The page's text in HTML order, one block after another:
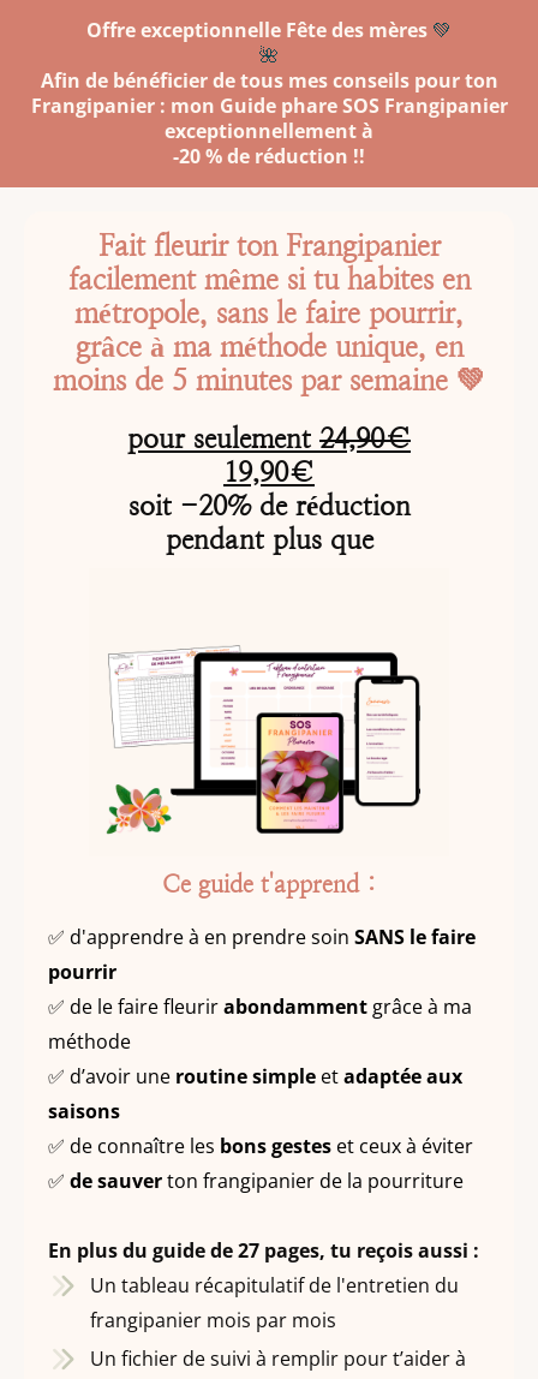
Offre exceptionnelle Fête des mères 💚
🌺
Afin de bénéficier de tous mes conseils pour ton
Frangipanier : mon Guide phare SOS Frangipanier
exceptionnellement à
-20 % de réduction !!
Fait fleurir ton Frangipanier
facilement même si tu habites en
métropole, sans le faire pourrir,
grâce à ma méthode unique, en
moins de 5 minutes par semaine 💚
pour seulement 24,90€
19,90€
soit -20% de réduction
pendant plus que
Ce guide t'apprend :
✅ d'apprendre à en prendre soin SANS le faire
pourrir
✅ de le faire fleurirabondamment grâce à ma
méthode
✅ d’avoir une routinesimple etadaptée aux
saisons
✅ de connaître les bons gestes et ceux à éviter
✅ de sauverton frangipanier de la pourriture
En plus du guide de 27 pages, tu reçois aussi :
Un tableau récapitulatif de l'entretien du
frangipanier mois par mois
Un fichier de suivi à remplir pour t’aider à